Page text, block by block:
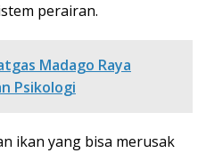
perairan.
Madago Raya
Psikologi
ikan yang bisa merusak